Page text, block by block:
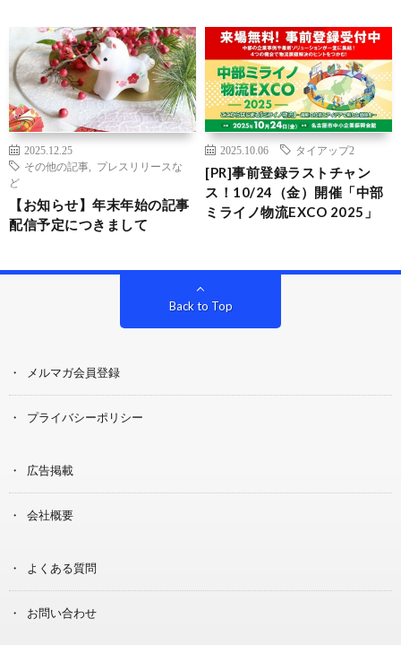
2025.12.25
その他の記事
プレスリリースな
ど
【お知らせ】年末年始の記事
配信予定につきまして
2025.10.06 タイアップ2
[PR]事前登録ラストチャン
ス！10/24（金）開催「中部
ミライノ物流EXCO 2025」
Back to Top
メルマガ会員登録
プライバシーポリシー
広告掲載
会社概要
よくある質問
お問い合わせ